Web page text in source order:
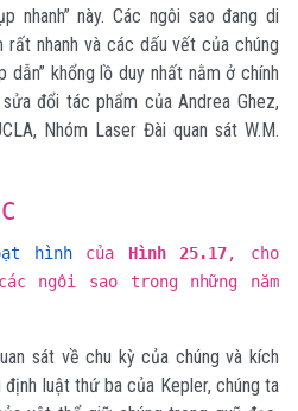
nhanh” này. Các ngôi sao đang di
rất nhanh và các dấu vết của chúng
khổng lồ duy nhất nằm ở chính
đổi tác phẩm của Andrea Ghez,
Nhóm Laser Đài quan sát W.M.
hìnhcủa Hình 25.17, cho
ngôi sao trong những năm
sát về chu kỳ của chúng và kích
luật thứ ba của Kepler, chúng ta